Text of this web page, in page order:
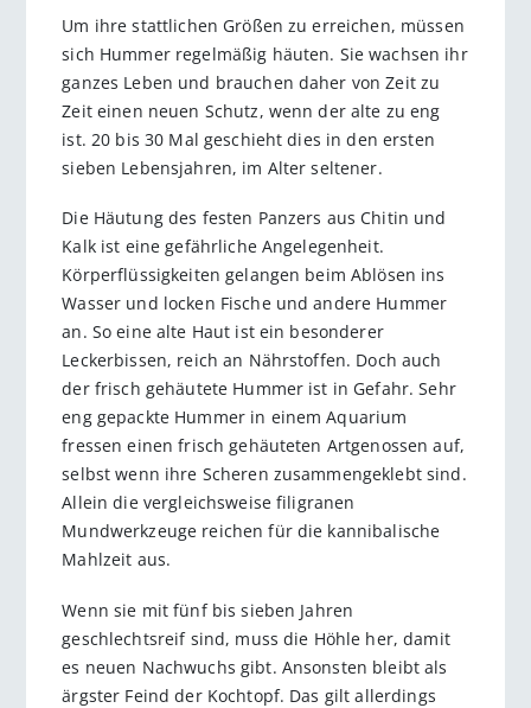
Um ihre stattlichen Größen zu erreichen, müssen
sich Hummer regelmäßig häuten. Sie wachsen ihr
ganzes Leben und brauchen daher von Zeit zu
Zeit einen neuen Schutz, wenn der alte zu eng
ist. 20 bis 30 Mal geschieht dies in den ersten
sieben Lebensjahren, im Alter seltener.
Die Häutung des festen Panzers aus Chitin und
Kalk ist eine gefährliche Angelegenheit.
Körperflüssigkeiten gelangen beim Ablösen ins
Wasser und locken Fische und andere Hummer
an. So eine alte Haut ist ein besonderer
Leckerbissen, reich an Nährstoffen. Doch auch
der frisch gehäutete Hummer ist in Gefahr. Sehr
eng gepackte Hummer in einem Aquarium
fressen einen frisch gehäuteten Artgenossen auf,
selbst wenn ihre Scheren zusammengeklebt sind.
Allein die vergleichsweise filigranen
Mundwerkzeuge reichen für die kannibalische
Mahlzeit aus.
Wenn sie mit fünf bis sieben Jahren
geschlechtsreif sind, muss die Höhle her, damit
es neuen Nachwuchs gibt. Ansonsten bleibt als
ärgster Feind der Kochtopf. Das gilt allerdings